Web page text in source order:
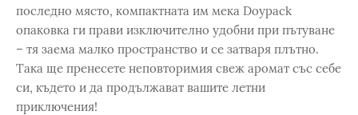
последно място, компактната им мека Doypack
опаковка ги прави изключително удобни при пътуване
– тя заема малко пространство и се затваря плътно.
Така ще пренесете неповторимия свеж аромат със себе
си, където и да продължават вашите летни
приключения!